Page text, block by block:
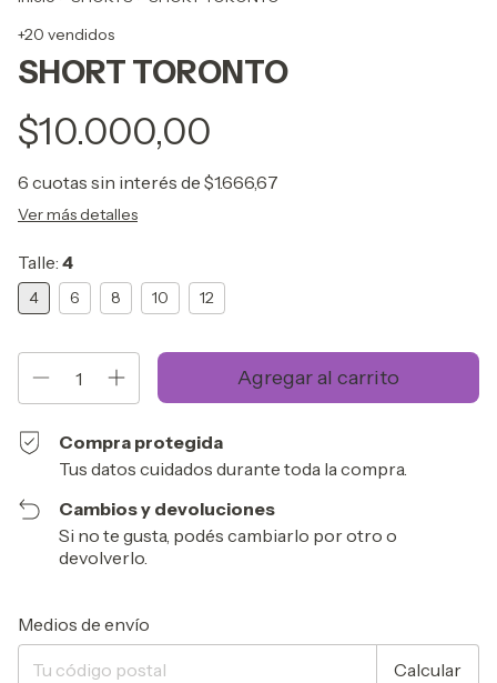
+20 vendidos
SHORT TORONTO
$10.000,00
6 cuotas sin interés de $1.666,67
Ver más detalles
Talle: 4
4 6 8 10 12
Compra protegida
Tus datos cuidados durante toda la compra.
Cambios y devoluciones
Si no te gusta, podés cambiarlo por otro o
devolverlo.
Entregas para el CP:
Medios de envío
Calcular